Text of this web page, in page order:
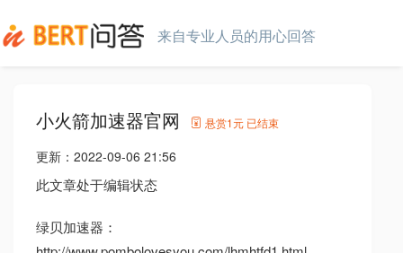
来自专业人员的用心回答
小火箭加速器官网 悬赏1元 已结束
更新： 2022-09-06 21:56
此文章处于编辑状态
绿贝加速器：